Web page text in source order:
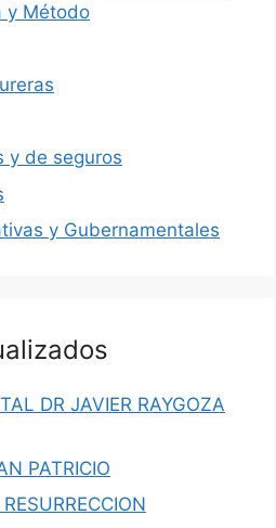
y Método
y de seguros
y Gubernamentales
DR JAVIER RAYGOZA
PATRICIO